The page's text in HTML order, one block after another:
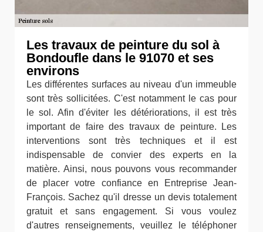
Les travaux de peinture du sol à
Bondoufle dans le 91070 et ses
environs
Les différentes surfaces au niveau d'un immeuble
sont très sollicitées. C'est notamment le cas pour
le sol. Afin d'éviter les détériorations, il est très
important de faire des travaux de peinture. Les
interventions sont très techniques et il est
indispensable de convier des experts en la
matière. Ainsi, nous pouvons vous recommander
de placer votre confiance en Entreprise Jean-
François. Sachez qu'il dresse un devis totalement
gratuit et sans engagement. Si vous voulez
d'autres renseignements, veuillez le téléphoner